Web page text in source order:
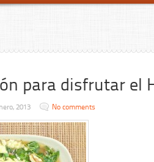
para disfrutar el
2013 No comments